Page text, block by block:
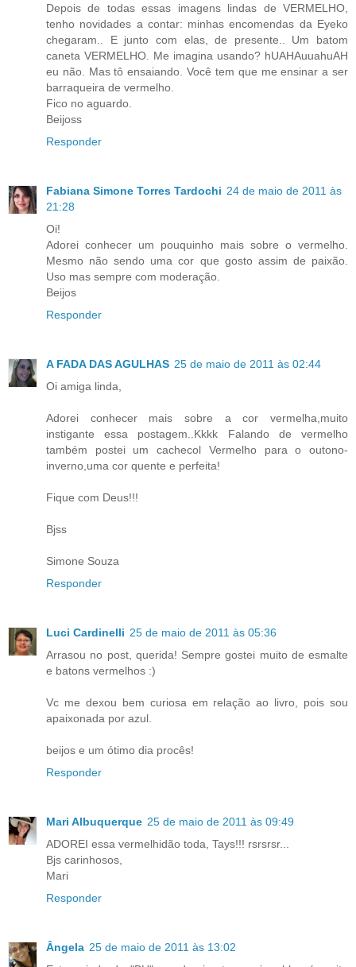
Depois de todas essas imagens lindas de VERMELHO,
tenho novidades a contar: minhas encomendas da Eyeko
chegaram.. E junto com elas, de presente.. Um batom
caneta VERMELHO. Me imagina usando? hUAHAuuahuAH
eu não. Mas tô ensaiando. Você tem que me ensinar a ser
barraqueira de vermelho.
Fico no aguardo.
Beijoss
Responder
Fabiana Simone Torres Tardochi 24 de maio de 2011 às
21:28
Oi!
Adorei conhecer um pouquinho mais sobre o vermelho.
Mesmo não sendo uma cor que gosto assim de paixão.
Uso mas sempre com moderação.
Beijos
Responder
A FADA DAS AGULHAS 25 de maio de 2011 às 02:44
Oi amiga linda,
Adorei conhecer mais sobre a cor vermelha,muito
instigante essa postagem..Kkkk Falando de vermelho
também postei um cachecol Vermelho para o outono-
inverno,uma cor quente e perfeita!
Fique com Deus!!!
Bjss
Simone Souza
Responder
Luci Cardinelli 25 de maio de 2011 às 05:36
Arrasou no post, querida! Sempre gostei muito de esmalte
e batons vermelhos :)
Vc me dexou bem curiosa em relação ao livro, pois sou
apaixonada por azul.
beijos e um ótimo dia procês!
Responder
Mari Albuquerque 25 de maio de 2011 às 09:49
ADOREI essa vermelhidão toda, Tays!!! rsrsrsr...
Bjs carinhosos,
Mari
Responder
Ângela 25 de maio de 2011 às 13:02